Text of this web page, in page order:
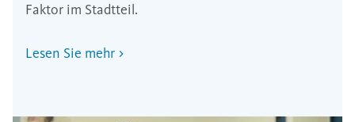
Faktor im Stadtteil.
Lesen Sie mehr